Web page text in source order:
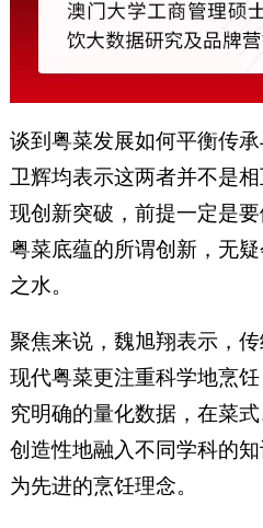
谈到粤菜发展如何平衡传
卫辉均表示这两者并不是
现创新突破，前提一定是
粤菜底蕴的所谓创新，无
之水。
聚焦来说，魏旭翔表示，
现代粤菜更注重科学地烹
究明确的量化数据，在菜
创造性地融入不同学科的
为先进的烹饪理念。